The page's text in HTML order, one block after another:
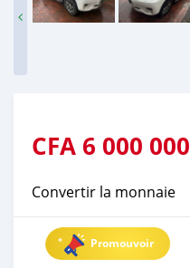
CFA 6 000 000
Convertir la monnaie
Promouvoir